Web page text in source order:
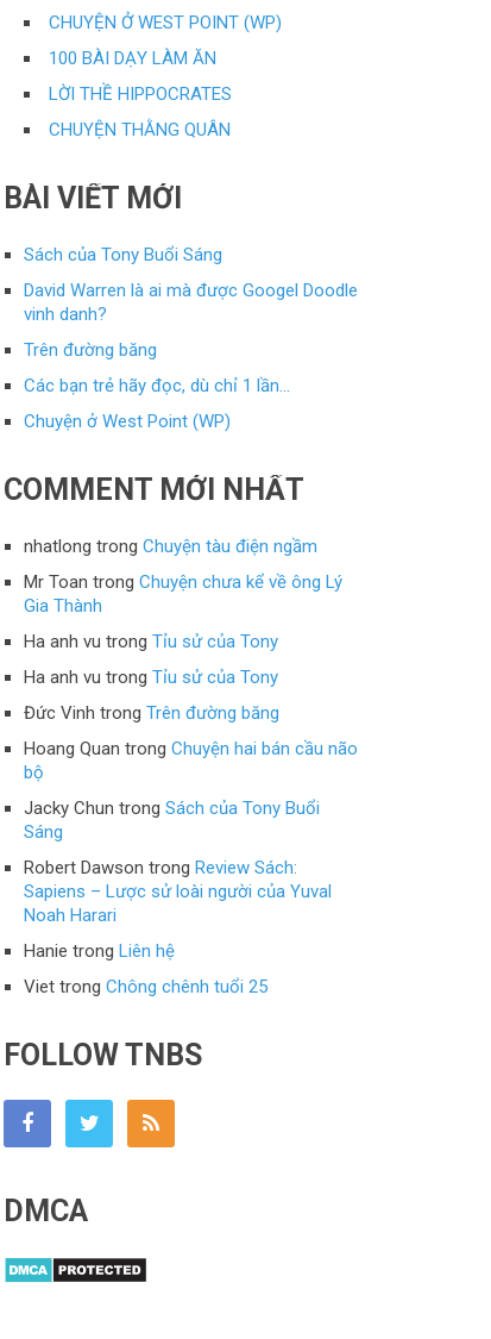
CHUYỆN Ở WEST POINT (WP)
100 BÀI DẠY LÀM ĂN
LỜI THỀ HIPPOCRATES
CHUYỆN THẰNG QUÂN
BÀI VIẾT MỚI
Sách của Tony Buổi Sáng
David Warren là ai mà được Googel Doodle
vinh danh?
Trên đường băng
Các bạn trẻ hãy đọc, dù chỉ 1 lần…
Chuyện ở West Point (WP)
COMMENT MỚI NHẤT
nhatlong trong Chuyện tàu điện ngầm
Mr Toan trong Chuyện chưa kể về ông Lý
Gia Thành
Ha anh vu trong Tỉu sử của Tony
Ha anh vu trong Tỉu sử của Tony
Đức Vinh trong Trên đường băng
Hoang Quan trong Chuyện hai bán cầu não
bộ
Jacky Chun trong Sách của Tony Buổi
Sáng
Robert Dawson trong Review Sách:
Sapiens – Lược sử loài người của Yuval
Noah Harari
Hanie trong Liên hệ
Viet trong Chông chênh tuổi 25
FOLLOW TNBS
DMCA